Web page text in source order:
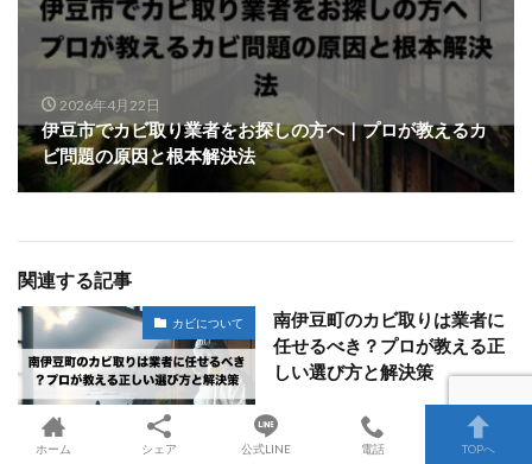
2026年4月22日
伊豆市でカビ取り業者をお探しの方へ｜プロが教えるカ
ビ問題の原因と根本解決法
関連する記事
カビについて
南伊豆町のカビ取りは業者に
任せるべき？プロが教える正
しい選び方と解決策
ホーム シェア 公式LINE 電話 TOPへ